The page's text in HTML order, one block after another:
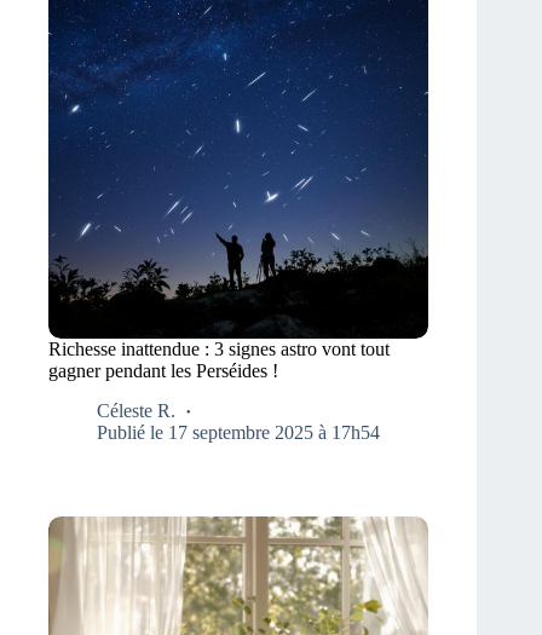
Richesse inattendue : 3 signes astro vont tout
gagner pendant les Perséides !
Céleste R.
Publié le 17 septembre 2025 à 17h54